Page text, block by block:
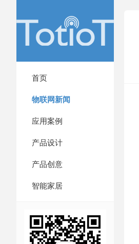
首页
物联网新闻
应用案例
产品设计
产品创意
智能家居